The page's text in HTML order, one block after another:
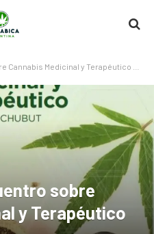
Medicinal y Terapéutico en Chubut
sobre
y Terapéutico